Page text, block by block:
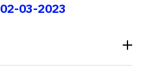
02-03-2023